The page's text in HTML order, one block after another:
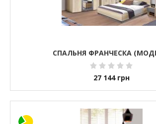
СПАЛЬНЯ ФРАНЧЕСКА
27 144 грн